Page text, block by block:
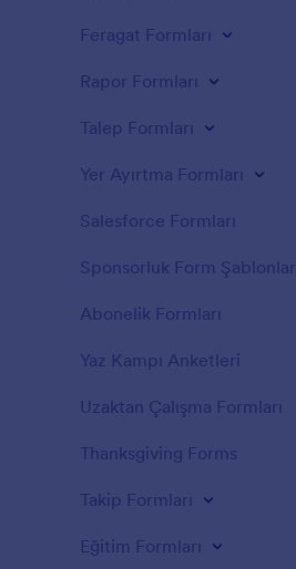
Feragat Formları
Rapor Formları
Talep Formları
Yer Ayırtma Formları
Salesforce Formları
Sponsorluk Form Şablonları
Abonelik Formları
Yaz Kampı Anketleri
Uzaktan Çalışma Formları
Thanksgiving Forms
Takip Formları
Eğitim Formları